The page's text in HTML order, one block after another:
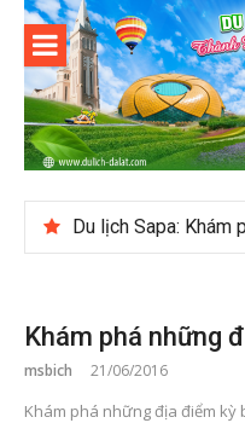
Skip
content
Khám phá những
msbich 21/06/2016
Khám phá những địa điểm kỳ